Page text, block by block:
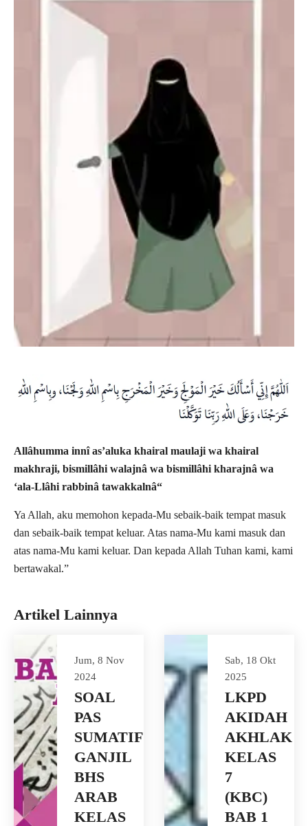
Allâhumma innî as’aluka khairal maulaji wa khairal
makhraji, bismillâhi walajnâ wa bismillâhi kharajnâ wa
‘ala-Llâhi rabbinâ tawakkalnâ“
Ya Allah, aku memohon kepada-Mu sebaik-baik tempat masuk
dan sebaik-baik tempat keluar. Atas nama-Mu kami masuk dan
atas nama-Mu kami keluar. Dan kepada Allah Tuhan kami, kami
bertawakal.”
Artikel Lainnya
Jum, 8 Nov
2024
SOAL
PAS
SUMATIF
GANJIL
BHS
ARAB
KELAS
Sab, 18 Okt
2025
LKPD
AKIDAH
AKHLAK
KELAS
7
(KBC)
BAB 1